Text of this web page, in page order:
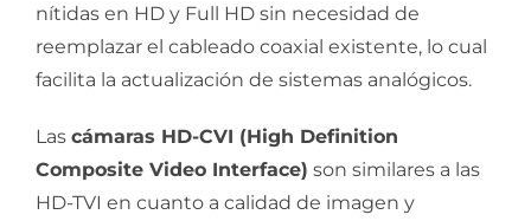
nítidas en HD y Full HD sin necesidad de
reemplazar el cableado coaxial existente, lo cual
facilita la actualización de sistemas analógicos.
Las cámaras HD-CVI (High Definition
Composite Video Interface) son similares a las
HD-TVI en cuanto a calidad de imagen y